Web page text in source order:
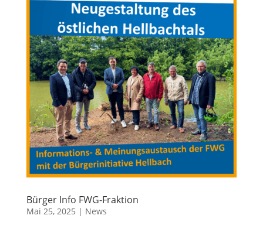
Bürger Info FWG-Fraktion
Mai 25, 2025 | News